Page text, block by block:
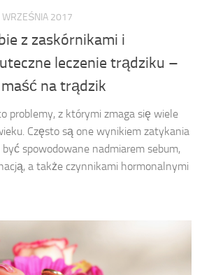
WRZEŚNIA 2017
z zaskórnikami i
leczenie trądziku –
na trądzik
problemy, z którymi zmaga się wiele
Często są one wynikiem zatykania
spowodowane nadmiarem sebum,
a także czynnikami hormonalnymi